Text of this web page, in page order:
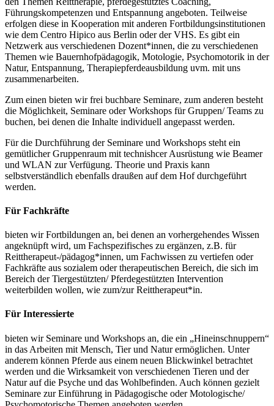
Führungskompetenzen und Entspannung angeboten. Teilweise
erfolgen diese in Kooperation mit anderen Fortbildungsinstitutionen
wie dem Centro Hipico aus Berlin oder der VHS. Es gibt ein
Netzwerk aus verschiedenen Dozent*innen, die zu verschiedenen
Themen wie Bauernhofpädagogik, Motologie, Psychomotorik in der
Natur, Entspannung, Therapiepferdeausbildung uvm. mit uns
zusammenarbeiten.
Zum einen bieten wir frei buchbare Seminare, zum anderen besteht
die Möglichkeit, Seminare oder Workshops für Gruppen/ Teams zu
buchen, bei denen die Inhalte individuell angepasst werden.
Für die Durchführung der Seminare und Workshops steht ein
gemütlicher Gruppenraum mit technishcer Ausrüstung wie Beamer
und WLAN zur Verfügung. Theorie und Praxis kann
selbstverständlich ebenfalls draußen auf dem Hof durchgeführt
werden.
Für Fachkräfte
bieten wir Fortbildungen an, bei denen an vorhergehendes Wissen
angeknüpft wird, um Fachspezifisches zu ergänzen, z.B. für
Reittherapeut-/pädagog*innen, um Fachwissen zu vertiefen oder
Fachkräfte aus sozialem oder therapeutischen Bereich, die sich im
Bereich der Tiergestützten/ Pferdegestützten Intervention
weiterbilden wollen, wie zum/zur Reittherapeut*in.
Für Interessierte
bieten wir Seminare und Workshops an, die ein „Hineinschnuppern“
in das Arbeiten mit Mensch, Tier und Natur ermöglichen. Unter
anderem können Pferde aus einem neuen Blickwinkel betrachtet
werden und die Wirksamkeit von verschiedenen Tieren und der
Natur auf die Psyche und das Wohlbefinden. Auch können gezielt
Seminare zur Einführung in Pädagogische oder Motologische/